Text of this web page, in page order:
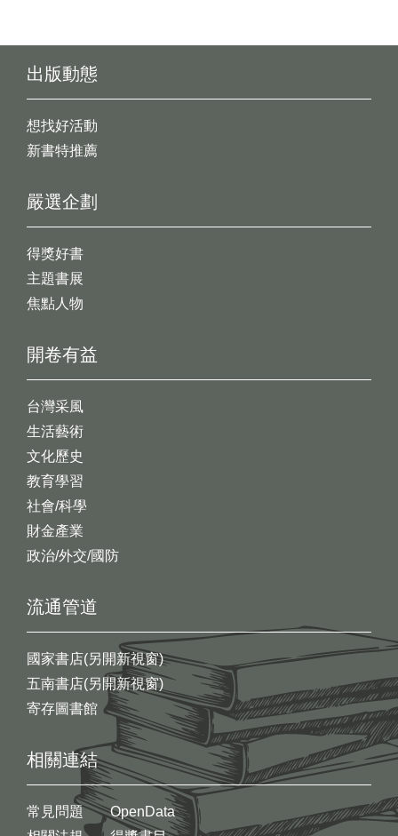
出版動態
想找好活動
新書特推薦
開卷有益
台灣采風
生活藝術
文化歷史
教育學習
社會/科學
財金產業
政治/外交/國防
嚴選企劃
得獎好書
主題書展
焦點人物
流通管道
國家書店(另開新視窗)
五南書店(另開新視窗)
寄存圖書館
相關連結
常見問題
OpenData